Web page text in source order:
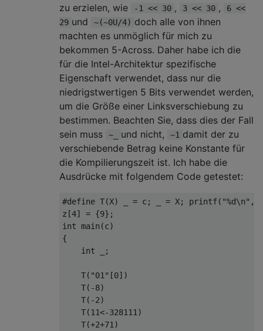
zu erzielen, wie
-1 << 30 , 3 << 30 ,
6 <<
29 und ~(~0U/4) doch alle von ihnen
machten es unmöglich für mich zu
bekommen 5-Across. Daher habe ich die
für die Intel-Architektur spezifische
Eigenschaft verwendet, dass nur die
niedrigstwertigen 5 Bits verwendet werden,
um die Größe einer Linksverschiebung zu
bestimmen. Beachten Sie, dass dies der Fall
sein muss
~_ und nicht, ~1 damit der zu
verschiebende Betrag keine Konstante für
die Kompilierungszeit ist. Ich habe die
Ausdrücke mit folgendem Code getestet:
#define T(X) _ = c; _ = X; printf("%d\n",
z[4] = {9};
int main(c)
{
    int _;
    T("01"[0])
    T(-8)
    T(-2)
    T(11<-328111)
    T(+2+71)